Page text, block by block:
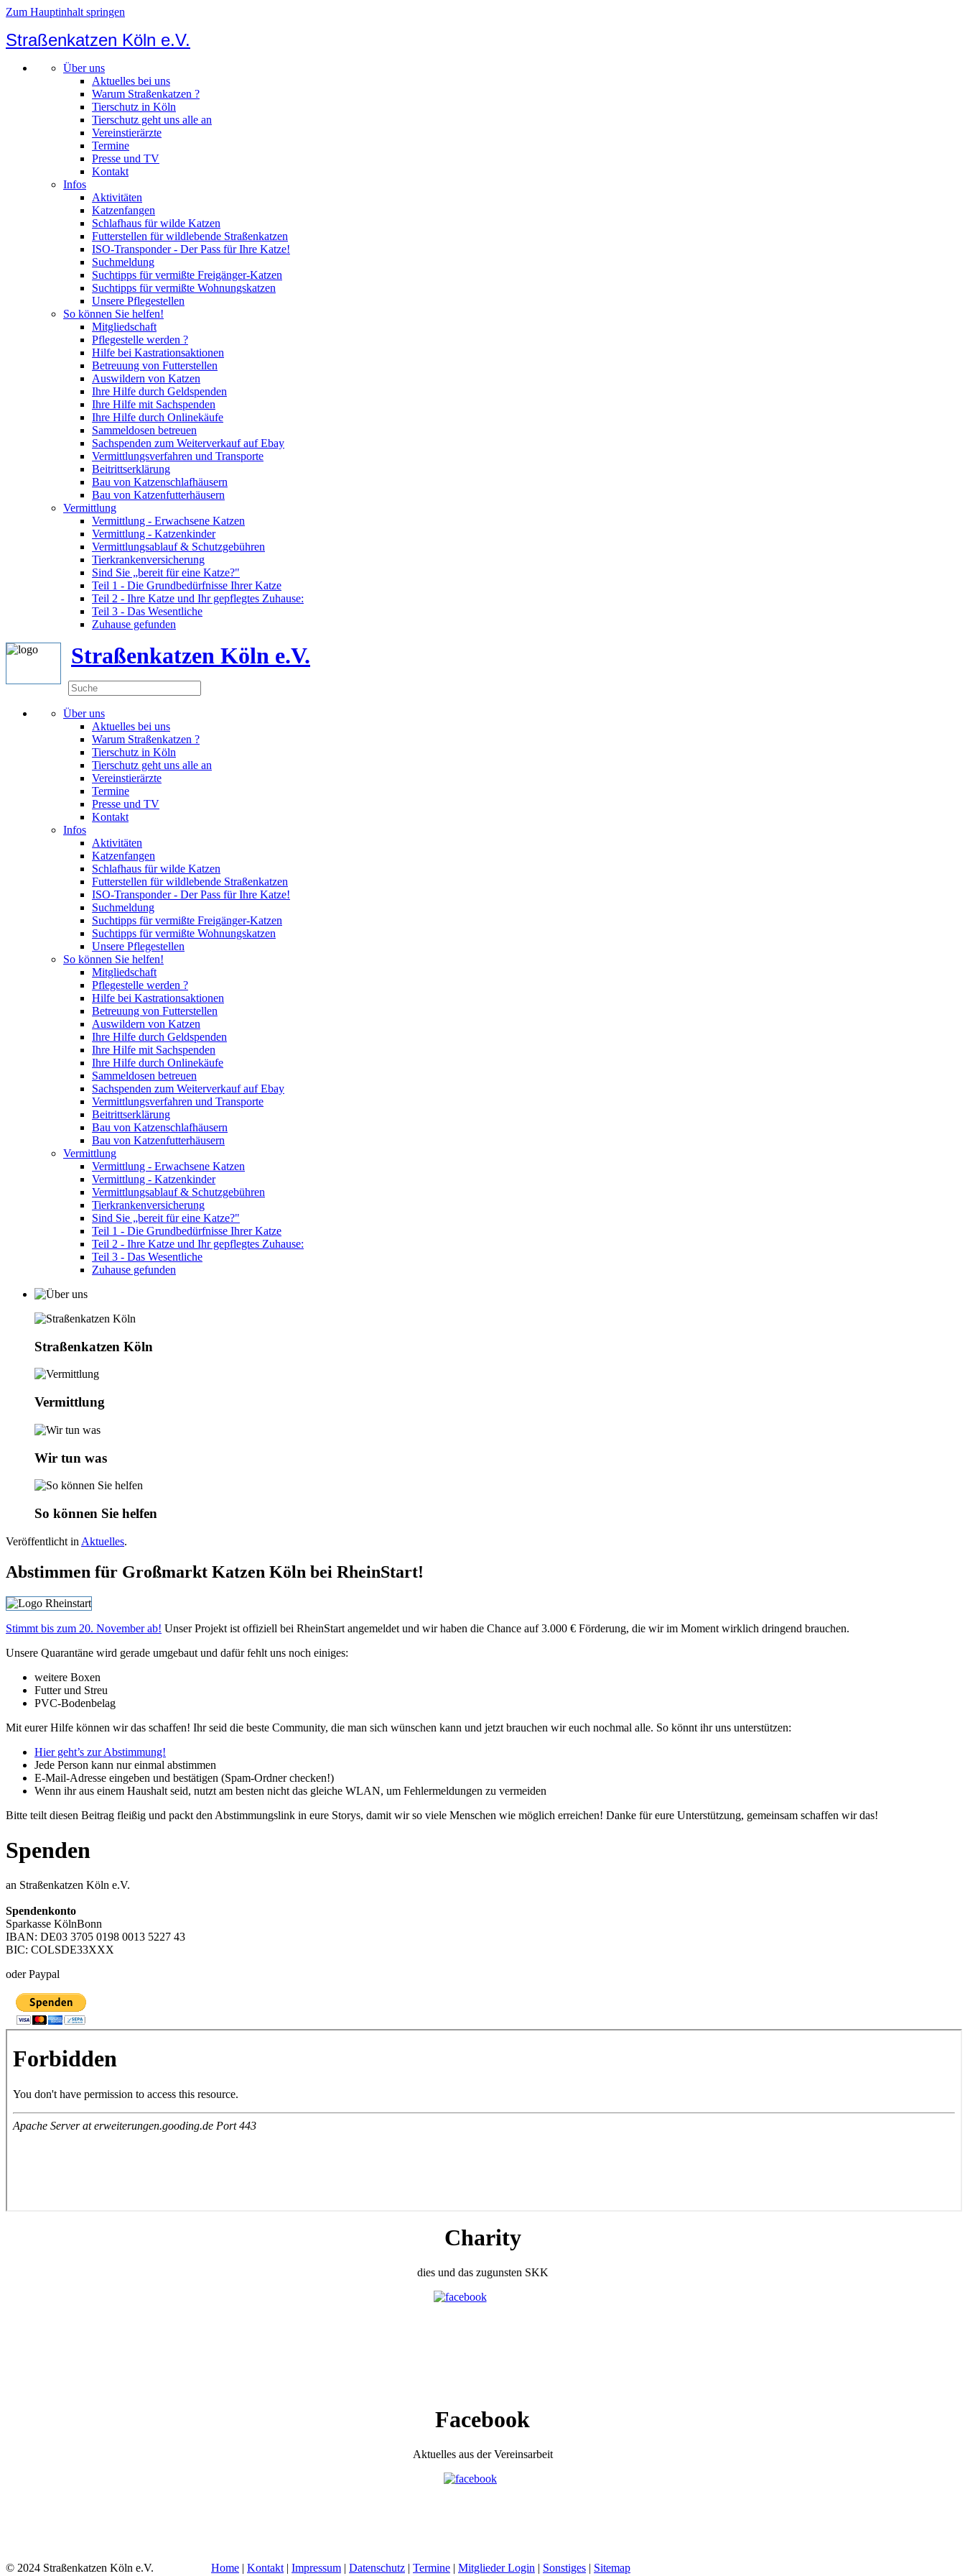
Zum Hauptinhalt springen
Straßenkatzen Köln e.V.
Über uns
Aktuelles bei uns
Warum Straßenkatzen ?
Tierschutz in Köln
Tierschutz geht uns alle an
Vereinstierärzte
Termine
Presse und TV
Kontakt
Infos
Aktivitäten
Katzenfangen
Schlafhaus für wilde Katzen
Futterstellen für wildlebende Straßenkatzen
ISO-Transponder - Der Pass für Ihre Katze!
Suchmeldung
Suchtipps für vermißte Freigänger-Katzen
Suchtipps für vermißte Wohnungskatzen
Unsere Pflegestellen
So können Sie helfen!
Mitgliedschaft
Pflegestelle werden ?
Hilfe bei Kastrationsaktionen
Betreuung von Futterstellen
Auswildern von Katzen
Ihre Hilfe durch Geldspenden
Ihre Hilfe mit Sachspenden
Ihre Hilfe durch Onlinekäufe
Sammeldosen betreuen
Sachspenden zum Weiterverkauf auf Ebay
Vermittlungsverfahren und Transporte
Beitrittserklärung
Bau von Katzenschlafhäusern
Bau von Katzenfutterhäusern
Vermittlung
Vermittlung - Erwachsene Katzen
Vermittlung - Katzenkinder
Vermittlungsablauf & Schutzgebühren
Tierkrankenversicherung
Sind Sie „bereit für eine Katze?"
Teil 1 - Die Grundbedürfnisse Ihrer Katze
Teil 2 - Ihre Katze und Ihr gepflegtes Zuhause:
Teil 3 - Das Wesentliche
Zuhause gefunden
Straßenkatzen Köln e.V.
Über uns
Aktuelles bei uns
Warum Straßenkatzen ?
Tierschutz in Köln
Tierschutz geht uns alle an
Vereinstierärzte
Termine
Presse und TV
Kontakt
Infos
Aktivitäten
Katzenfangen
Schlafhaus für wilde Katzen
Futterstellen für wildlebende Straßenkatzen
ISO-Transponder - Der Pass für Ihre Katze!
Suchmeldung
Suchtipps für vermißte Freigänger-Katzen
Suchtipps für vermißte Wohnungskatzen
Unsere Pflegestellen
So können Sie helfen!
Mitgliedschaft
Pflegestelle werden ?
Hilfe bei Kastrationsaktionen
Betreuung von Futterstellen
Auswildern von Katzen
Ihre Hilfe durch Geldspenden
Ihre Hilfe mit Sachspenden
Ihre Hilfe durch Onlinekäufe
Sammeldosen betreuen
Sachspenden zum Weiterverkauf auf Ebay
Vermittlungsverfahren und Transporte
Beitrittserklärung
Bau von Katzenschlafhäusern
Bau von Katzenfutterhäusern
Vermittlung
Vermittlung - Erwachsene Katzen
Vermittlung - Katzenkinder
Vermittlungsablauf & Schutzgebühren
Tierkrankenversicherung
Sind Sie „bereit für eine Katze?"
Teil 1 - Die Grundbedürfnisse Ihrer Katze
Teil 2 - Ihre Katze und Ihr gepflegtes Zuhause:
Teil 3 - Das Wesentliche
Zuhause gefunden
Straßenkatzen Köln
Vermittlung
Wir tun was
So können Sie helfen
Veröffentlicht in Aktuelles.
Abstimmen für Großmarkt Katzen Köln bei RheinStart!
Stimmt bis zum 20. November ab! Unser Projekt ist offiziell bei RheinStart angemeldet und wir haben die Chance auf 3.000 € Förderung, die wir im Moment wirklich dringend brauchen.
Unsere Quarantäne wird gerade umgebaut und dafür fehlt uns noch einiges:
weitere Boxen
Futter und Streu
PVC-Bodenbelag
Mit eurer Hilfe können wir das schaffen! Ihr seid die beste Community, die man sich wünschen kann und jetzt brauchen wir euch nochmal alle. So könnt ihr uns unterstützen:
Hier geht’s zur Abstimmung!
Jede Person kann nur einmal abstimmen
E-Mail-Adresse eingeben und bestätigen (Spam-Ordner checken!)
Wenn ihr aus einem Haushalt seid, nutzt am besten nicht das gleiche WLAN, um Fehlermeldungen zu vermeiden
Bitte teilt diesen Beitrag fleißig und packt den Abstimmungslink in eure Storys, damit wir so viele Menschen wie möglich erreichen! Danke für eure Unterstützung, gemeinsam schaffen wir das!
Spenden
an Straßenkatzen Köln e.V.
Spendenkonto
Sparkasse KölnBonn
IBAN: DE03 3705 0198 0013 5227 43
BIC: COLSDE33XXX
oder Paypal
Charity
dies und das zugunsten SKK
Facebook
Aktuelles aus der Vereinsarbeit
© 2024 Straßenkatzen Köln e.V. Home | Kontakt | Impressum | Datenschutz | Termine | Mitglieder Login | Sonstiges | Sitemap